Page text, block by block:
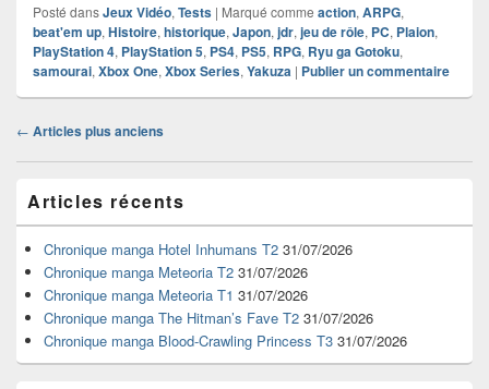
Posté dansJeux Vidéo, Tests | Marqué comme action, ARPG,
beat'em up, Histoire, historique, Japon, jdr, jeu de rôle, PC, Plaion,
PlayStation 4, PlayStation 5, PS4, PS5, RPG, Ryu ga Gotoku,
samourai, Xbox One, Xbox Series, Yakuza | Publier un commentaire
Navigation
articles
← Articles plus anciens
principale
de
widget
pour
barre
latérale
Articles récents
Chronique manga Hotel Inhumans T2 31/07/2026
Chronique manga Meteoria T2 31/07/2026
Chronique manga Meteoria T1 31/07/2026
Chronique manga The Hitman’s Fave T2 31/07/2026
Chronique manga Blood-Crawling Princess T3 31/07/2026